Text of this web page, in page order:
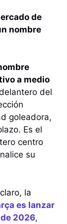
de
nombre
a medio
del
goleadora,
Es el
centro
su
la
es lanzar
2026,